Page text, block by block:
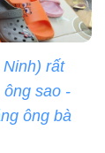
rất
sao -
ông bà